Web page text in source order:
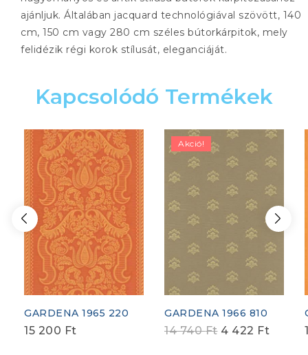
ajánljuk. Általában jacquard technológiával szövött, 140
cm, 150 cm vagy 280 cm széles bútorkárpitok, mely
felidézik régi korok stílusát, eleganciáját.
Kapcsolódó Termékek
GARDENA 1965 220
15 200 Ft
Akció!
GARDENA 1966 810
14 740Ft Original
4 422 Ft